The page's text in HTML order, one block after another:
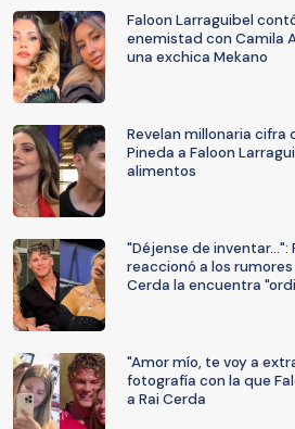
Faloon Larraguibel
enemistad con Camila
una exchica Mekano
Revelan millonaria cifra
Pineda a Faloon
alimentos
"Déjense de inventar...":
reaccionó a los
Cerda la encuentra
"Amor mío, te voy a
fotografía con la que
a Rai Cerda